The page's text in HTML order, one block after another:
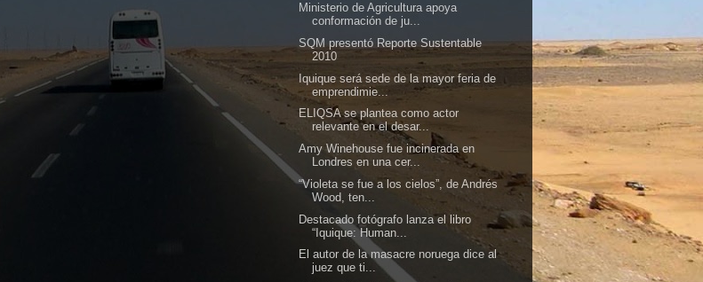
Ministerio de Agricultura apoya
conformación de ju...
SQM presentó Reporte Sustentable
2010
Iquique será sede de la mayor feria de
emprendimie...
ELIQSA se plantea como actor
relevante en el desar...
Amy Winehouse fue incinerada en
Londres en una cer...
“Violeta se fue a los cielos”, de Andrés
Wood, ten...
Destacado fotógrafo lanza el libro
“Iquique: Human...
El autor de la masacre noruega dice al
juez que ti...